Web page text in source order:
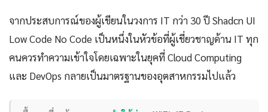
จากประสบการณ์ของผู้เขียนในวงการ IT กว่า 30 ปี Shadcn UI
Low Code No Code เป็นหนึ่งในหัวข้อที่ผู้เชี่ยวชาญด้าน IT ทุก
คนควรทำความเข้าใจโดยเฉพาะในยุคที่ Cloud Computing
และ DevOps กลายเป็นมาตรฐานของอุตสาหกรรมไปแล้ว